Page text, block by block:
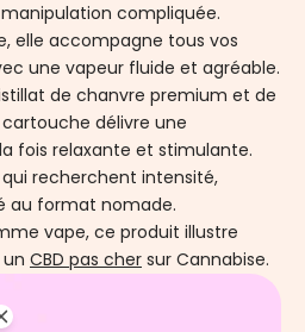
compliquée.
elle accompagne tous vos
une vapeur fluide et agréable.
de chanvre premium et de
délivre une
fois relaxante et stimulante.
recherchent intensité,
au format nomade.
vape, ce produit illustre
CBD pas cher sur Cannabise.